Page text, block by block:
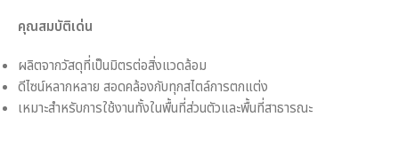
คุณสมบัติเด่น
ผลิตจากวัสดุที่เป็นมิตรต่อสิ่งแวดล้อม
ดีไซน์หลากหลาย สอดคล้องกับทุกสไตล์การตกแต่ง
เหมาะสำหรับการใช้งานทั้งในพื้นที่ส่วนตัวและพื้นที่สาธารณะ